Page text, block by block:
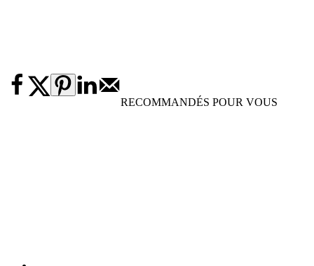
RECOMMANDÉS POUR VOUS